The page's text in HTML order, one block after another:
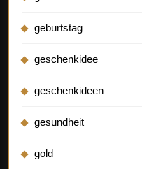
geburtstag
geschenkidee
geschenkideen
gesundheit
gold